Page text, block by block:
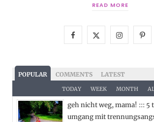
READ MORE
c
e
b
T
w
i
I
s
t
a
P
e
POPULAR COMMENTS LATEST
TODAY WEEK MONTH
geh nicht weg, mama! ::: 5
umgang mit